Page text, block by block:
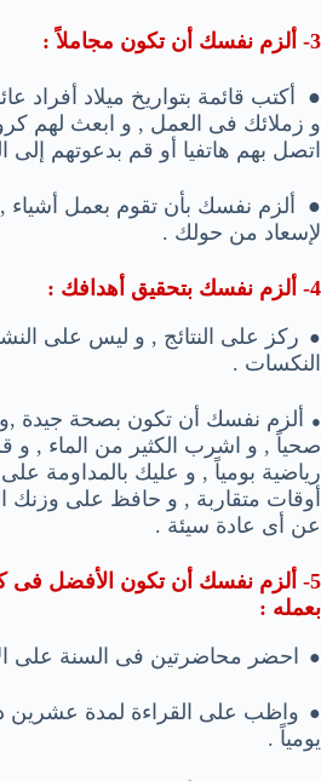
3- ألزم نفسك أن تكون مجاملاً :
●
أكتب قائمة بتواريخ ميلاد أفراد
و زملائك فى العمل , و ابعث لهم
اتصل بهم هاتفيا أو قم بدعوتهم إلى
●
ألزم نفسك بأن تقوم بعمل
لإسعاد من حولك .
4- ألزم نفسك بتحقيق أهدافك :
● ركز على النتائج , و ليس على
النكسات .
●
ألزم نفسك أن تكون بصحة جيدة ,و
صحياً , و اشرب الكثير من الماء , و قم
رياضية بومياً , و عليك بالمداومة
أوقات متقاربة , و حافظ على وزنك
عن أى عادة سيئة .
5- ألزم نفسك أن تكون الأفضل
بعمله :
● احضر محاضرتين فى السنة على
● واظب على القراءة لمدة عشرين
يومياً .